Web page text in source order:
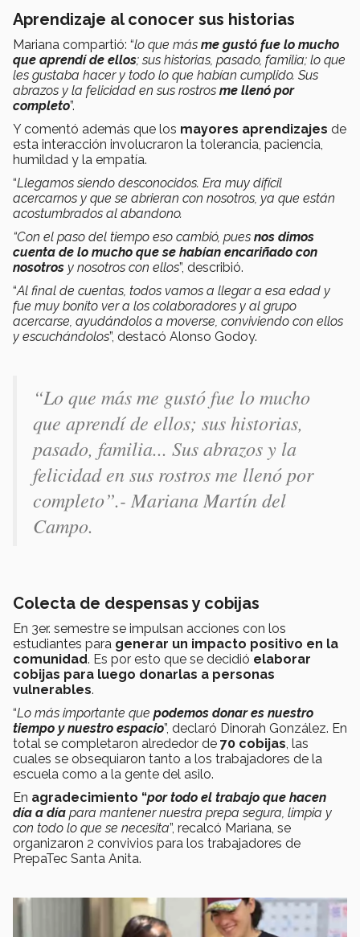
Aprendizaje al conocer sus historias
Mariana compartió: “lo que más me gustó fue lo mucho
que aprendí de ellos; sus historias, pasado, familia; lo que
les gustaba hacer y todo lo que habían cumplido. Sus
abrazos y la felicidad en sus rostros me llenó por
completo”.
Y comentó además que los mayores aprendizajes de
esta interacción involucraron la tolerancia, paciencia,
humildad y la empatía.
“Llegamos siendo desconocidos. Era muy difícil
acercarnos y que se abrieran con nosotros, ya que están
acostumbrados al abandono.
“Con el paso del tiempo eso cambió, pues nos dimos
cuenta de lo mucho que se habían encariñado con
nosotros y nosotros con ellos”, describió.
“Al final de cuentas, todos vamos a llegar a esa edad y
fue muy bonito ver a los colaboradores y al grupo
acercarse, ayudándolos a moverse, conviviendo con ellos
y escuchándolos”, destacó Alonso Godoy.
“Lo que más me gustó fue lo mucho
que aprendí de ellos; sus historias,
pasado, familia... Sus abrazos y la
felicidad en sus rostros me llenó por
completo”.- Mariana Martín del
Campo.
Colecta de despensas y cobijas
En 3er. semestre se impulsan acciones con los
estudiantes para generar un impacto positivo en la
comunidad. Es por esto que se decidió elaborar
cobijas para luego donarlas a personas
vulnerables.
“Lo más importante que podemos donar es nuestro
tiempo y nuestro espacio”, declaró Dinorah González. En
total se completaron alrededor de 70 cobijas , las
cuales se obsequiaron tanto a los trabajadores de la
escuela como a la gente del asilo.
En agradecimiento “por todo el trabajo que hacen
día a día para mantener nuestra prepa segura, limpia y
con todo lo que se necesita”, recalcó Mariana, se
organizaron 2 convivios para los trabajadores de
PrepaTec Santa Anita.